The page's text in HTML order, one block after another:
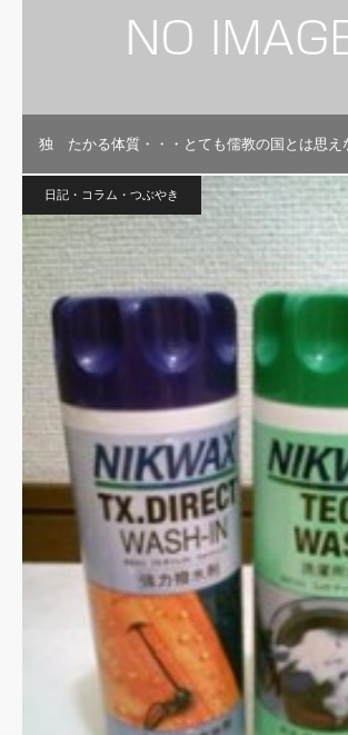
独 たかる体質・・・とても儒教の国とは思え
日記・コラム・つぶやき